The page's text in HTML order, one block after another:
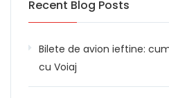
Recent Blog Posts
Bilete de avion ieftine:
cu Voiaj